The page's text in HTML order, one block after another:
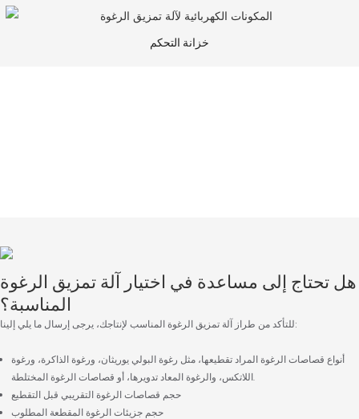
خزانة التحكم
هل تحتاج إلى مساعدة في اختيار آلة تمزيق الرغوة
المناسبة؟
للتأكد من طراز آلة تمزيق الرغوة المناسب لإنتاجك، يرجى إرسال ما يلي إلينا:
أنواع قصاصات الرغوة المراد تقطيعها، مثل رغوة البولي يوريثان، ورغوة الذاكرة، ورغوة
حجم قصاصات الرغوة التقريبي قبل التقطيع
حجم جزيئات الرغوة المقطعة المطلوب